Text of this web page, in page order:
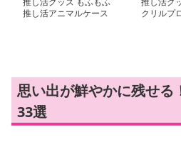
推し活アニマルケース
クリルプ
思い出が鮮やかに残せる
33選